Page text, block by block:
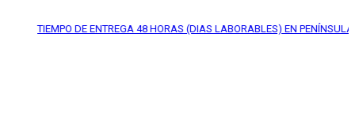
DE ENTREGA48 HORAS (DIAS LABORABLES) EN PENÍNSULA*